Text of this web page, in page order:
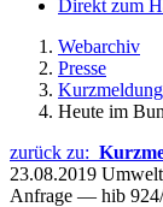
Direkt zum
Webarchiv
Presse
Heute im
zurück zu:
23.08.2019
Anfrage — hib